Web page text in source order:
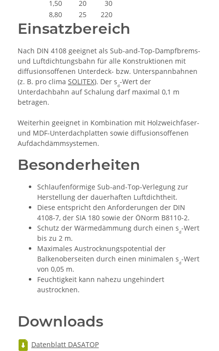
1,50 20
30
8,80
25 220
Einsatzbereich
Nach DIN 4108 geeignet als Sub-and-Top-Dampfbrems-
und Luftdichtungsbahn für alle Konstruktionen mit
diffusionsoffenen Unterdeck- bzw. Unterspannbahnen
(z. B. pro clima SOLITEX). Der sd-Wert der
Unterdachbahn auf Schalung darf maximal 0,1 m
betragen.
Weiterhin geeignet in Kombination mit Holzweichfaser-
und MDF-Unterdachplatten sowie diffusionsoffenen
Aufdachdämmsystemen.
Besonderheiten
Schlaufenförmige Sub-and-Top-Verlegung zur
Herstellung der dauerhaften Luftdichtheit.
Diese entspricht den Anforderungen der DIN
4108-7, der SIA 180 sowie der ÖNorm B8110-2.
Schutz der Wärmedämmung durch einen sd-Wert
bis zu 2 m.
Maximales Austrocknungspotential der
Balkenoberseiten durch einen minimalen sd-Wert
von 0,05 m.
Feuchtigkeit kann nahezu ungehindert
austrocknen.
Downloads
Datenblatt DASATOP